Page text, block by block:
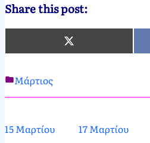
Share this post:
X
(Twitter)
Νεκτάριος
16
2012
Μάρτιος
15 Μαρτίου 17 Μαρτίου